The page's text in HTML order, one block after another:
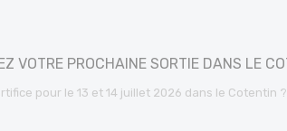
VOTRE PROCHAINE SORTIE DANS LE
pour le 13 et 14 juillet 2026 dans le Cotentin ?